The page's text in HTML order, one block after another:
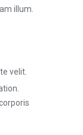
illum.
velit.